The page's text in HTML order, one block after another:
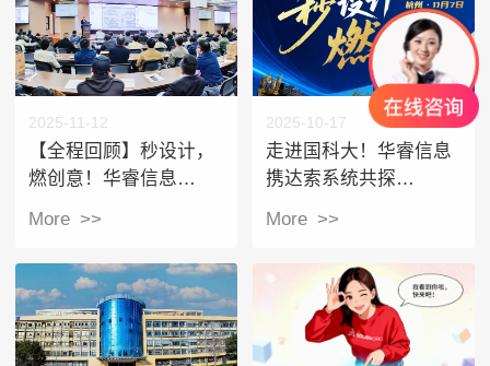
2025-11-12
【全程回顾】秒设计，
燃创意！华睿信息
落幕，AI赋能开启智能
设计新纪元！
More >>
2025-10-17
走进国科大！华睿信息
携达索系统共探
“秒”见真章！
More >>